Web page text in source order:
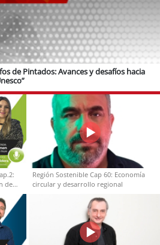
de Pintados: Avances y desafíos hacia
de
Región Sostenible Cap 60: Economía
circular y desarrollo regional